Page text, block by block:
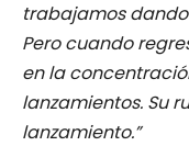
trabajamos
Pero cuando
en la
lanzamientos. Su
lanzamiento.”